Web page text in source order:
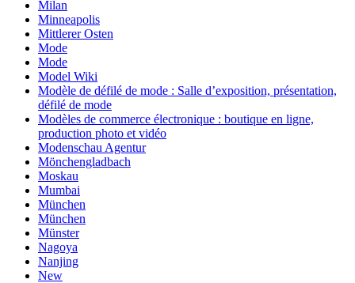
Milan
Minneapolis
Mittlerer Osten
Mode
Mode
Model Wiki
Modèle de défilé de mode : Salle d’exposition, présentation,
défilé de mode
Modèles de commerce électronique : boutique en ligne,
production photo et vidéo
Modenschau Agentur
Mönchengladbach
Moskau
Mumbai
München
München
Münster
Nagoya
Nanjing
New